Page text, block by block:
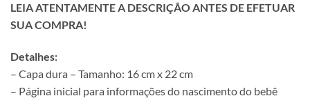
LEIA ATENTAMENTE A DESCRIÇÃO ANTES DE EFETUAR
SUA COMPRA!
Detalhes:
– Capa dura – Tamanho: 16 cm x 22 cm
– Página inicial para informações do nascimento do bebê